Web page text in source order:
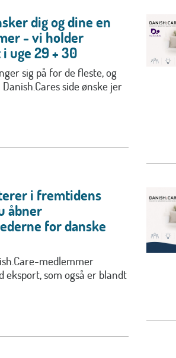
dig og dine en
- vi holder
uge 29 + 30
sig på for de fleste, og
side ønske jer
i fremtidens
åbner
for danske
medlemmer
som også er blandt